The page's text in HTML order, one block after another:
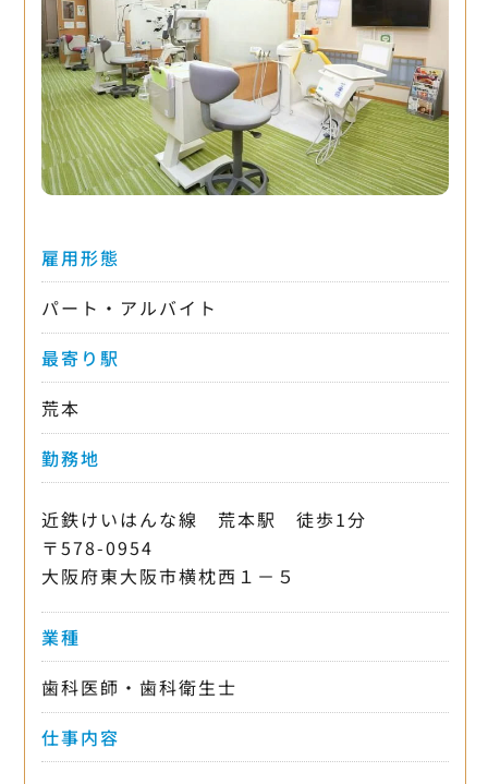
雇用形態
パート・アルバイト
最寄り駅
荒本
勤務地
近鉄けいはんな線 荒本駅 徒歩1分
〒578-0954
大阪府東大阪市横枕西１－５
業種
歯科医師・歯科衛生士
仕事内容